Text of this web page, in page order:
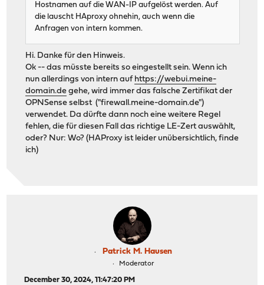
Hostnamen auf die WAN-IP aufgelöst werden. Auf
die lauscht HAproxy ohnehin, auch wenn die
Anfragen von intern kommen.
Hi. Danke für den Hinweis.
Ok -- das müsste bereits so eingestellt sein. Wenn ich
nun allerdings von intern auf https://webui.meine-
domain.de gehe, wird immer das falsche Zertifikat der
OPNSense selbst ("firewall.meine-domain.de")
verwendet. Da dürfte dann noch eine weitere Regel
fehlen, die für diesen Fall das richtige LE-Zert auswählt,
oder? Nur: Wo? (HAProxy ist leider unübersichtlich, finde
ich)
Patrick M. Hausen
Moderator
December 30, 2024, 11:47:20 PM